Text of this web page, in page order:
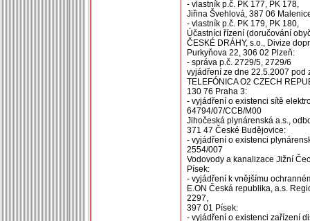
- vlastník p.č. PK 177, PK 178,
Jiřina Švehlová, 387 06
- vlastník p.č. PK 179, PK 180,
Účastníci řízení (doručování
ČESKÉ DRÁHY, s.o., Divize
Purkyňova 22, 306 02 Plzeň:
- správa p.č. 2729/5, 2729/6
vyjádření ze dne 22.5.2007 pod
TELEFÓNICA O2 CZECH
130 76 Praha 3:
- vyjádření o existenci sítě
64794/07/CCB/M00
Jihočeská plynárenská a.s.,
371 47 České Budějovice:
- vyjádření o existenci
2554/007
Vodovody a kanalizace Jižní
Písek:
- vyjádření k vnějšímu
E.ON Česká republika, a.s.
2297,
397 01 Písek:
- vyjádření o existenci zařízení